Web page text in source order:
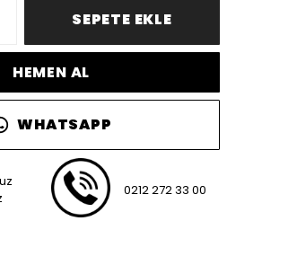
SEPETE EKLE
HEMEN AL
WHATSAPP
0212 272 33 00